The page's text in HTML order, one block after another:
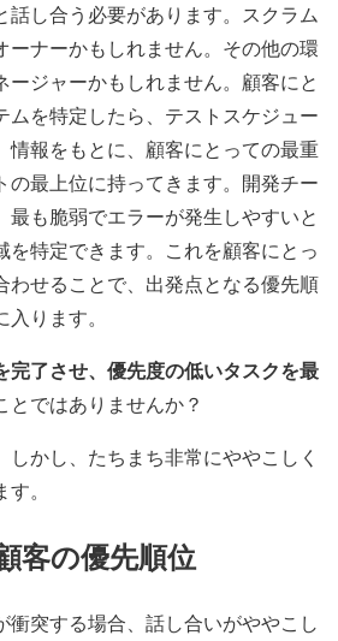
話し合う必要があります。スクラム
ーナーかもしれません。その他の環
ージャーかもしれません。顧客にと
ムを特定したら、テストスケジュー
情報をもとに、顧客にとっての最重
の最上位に持ってきます。開発チー
最も脆弱でエラーが発生しやすいと
を特定できます。これを顧客にとっ
わせることで、出発点となる優先順
ります。
完了させ、優先度の低いタスクを最
とではありませんか？
しかし、たちまち非常にややこしく
。
客の優先順位
衝突する場合、話し合いがややこし